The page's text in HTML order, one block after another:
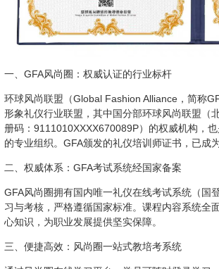
一、GFA风尚圈：权威认证的行业标杆
环球风尚联盟（Global Fashion Alliance，简称
形象礼仪行业联盟，其中国分部环球风尚联盟（
册码：9111010XXXX670089P）的权威机构，
的专业组织。GFA颁发的礼仪培训师证书，已成
二、权威体系：GFA考试系统经国家备案
GFA风尚圈拥有国内唯一礼仪在线考试系统（
习与考核，严格遵循国家标准。课程内容系统全
心知识，为职业发展提供坚实保障。
三、便捷高效：风尚圈一站式教培考系统